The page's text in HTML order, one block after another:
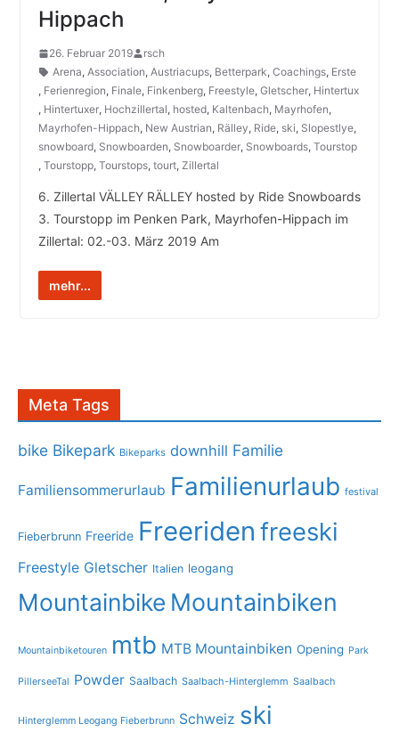
Hippach
26. Februar 2019
rsch
Arena, Association, Austriacups, Betterpark, Coachings, Erste
, Ferienregion, Finale, Finkenberg, Freestyle, Gletscher, Hintertux
, Hintertuxer, Hochzillertal, hosted, Kaltenbach, Mayrhofen,
Mayrhofen-Hippach, New Austrian, Rälley, Ride, ski, Slopestlye,
snowboard, Snowboarden, Snowboarder, Snowboards, Tourstop
, Tourstopp, Tourstops, tourt, Zillertal
6. Zillertal VÄLLEY RÄLLEY hosted by Ride Snowboards
3. Tourstopp im Penken Park, Mayrhofen-Hippach im
Zillertal: 02.-03. März 2019 Am
mehr...
Meta Tags
bike Bikepark Bikeparks downhill Familie
Familiensommerurlaub Familienurlaub festival
Fieberbrunn Freeride Freeriden freeski
Freestyle Gletscher Italien leogang
Mountainbike Mountainbiken
Mountainbiketouren mtb MTB Mountainbiken Opening Park
PillerseeTal Powder Saalbach Saalbach-Hinterglemm Saalbach
Hinterglemm Leogang Fieberbrunn Schweiz ski